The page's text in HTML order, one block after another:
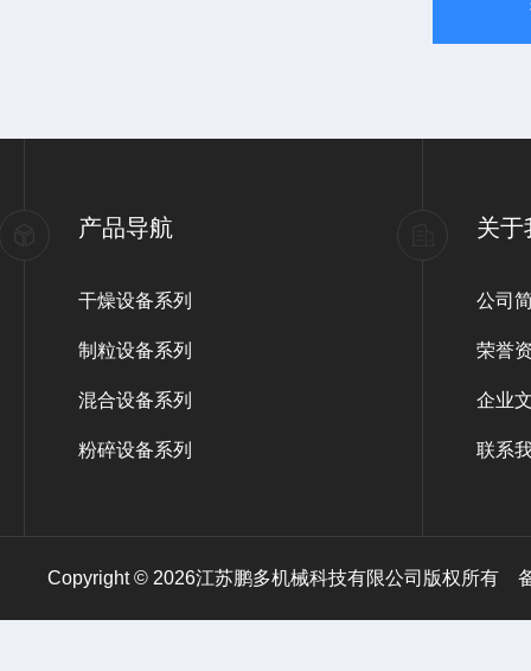
产品导航
干燥设备系列
制粒设备系列
混合设备系列
粉碎设备系列
关于
公司
荣誉
企业
联系
Copyright © 2026江苏鹏多机械科技有限公司版权所有